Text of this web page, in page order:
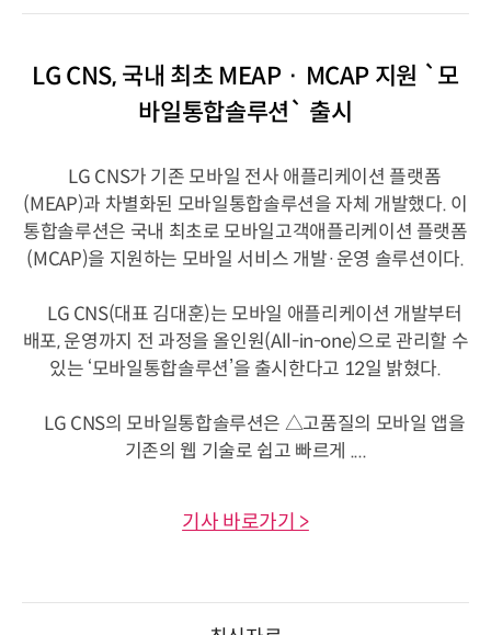
LG CNS, 국내 최초 MEAP · MCAP 지원 `모
바일통합솔루션` 출시
LG CNS가 기존 모바일 전사 애플리케이션 플랫폼
(MEAP)과 차별화된 모바일통합솔루션을 자체 개발했다. 이
통합솔루션은 국내 최초로 모바일고객애플리케이션 플랫폼
(MCAP)을 지원하는 모바일 서비스 개발·운영 솔루션이다.
LG CNS(대표 김대훈)는 모바일 애플리케이션 개발부터
배포, 운영까지 전 과정을 올인원(All-in-one)으로 관리할 수
있는 ‘모바일통합솔루션’을 출시한다고 12일 밝혔다.
LG CNS의 모바일통합솔루션은 △고품질의 모바일 앱을
기존의 웹 기술로 쉽고 빠르게 ....
기사 바로가기 >